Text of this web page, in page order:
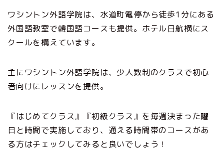
ワシントン外語学院は、水道町電停から徒歩1分にある
外国語教室で韓国語コースも提供。ホテル日航横にス
クールを構えています。
主にワシントン外語学院は、少人数制のクラスで初心
者向けにレッスンを提供。
『はじめてクラス』『初級クラス』を毎週決まった曜
日と時間で実施しており、通える時間帯のコースがあ
る方はチェックしてみると良いでしょう！